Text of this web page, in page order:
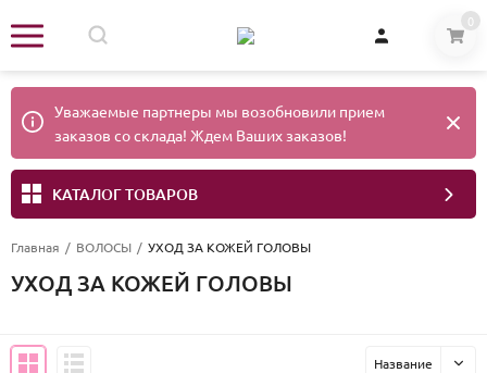
0
Уважаемые партнеры мы возобновили прием
заказов со склада! Ждем Ваших заказов!
КАТАЛОГ ТОВАРОВ
Главная / ВОЛОСЫ / УХОД ЗА КОЖЕЙ ГОЛОВЫ
УХОД ЗА КОЖЕЙ ГОЛОВЫ
Название